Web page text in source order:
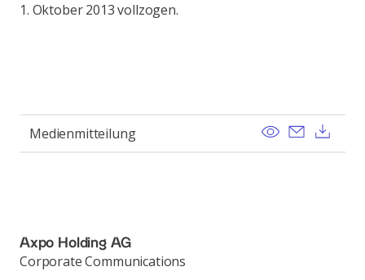
1. Oktober 2013 vollzogen.
Medienmitteilung View Send
Axpo Holding AG
Corporate Communications